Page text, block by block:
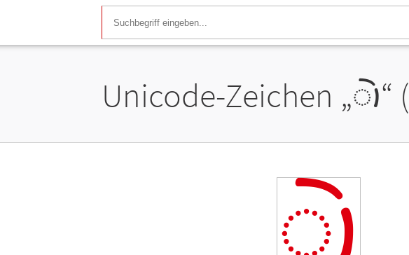
Unicode-Zeichen „𑈲“
𑈲